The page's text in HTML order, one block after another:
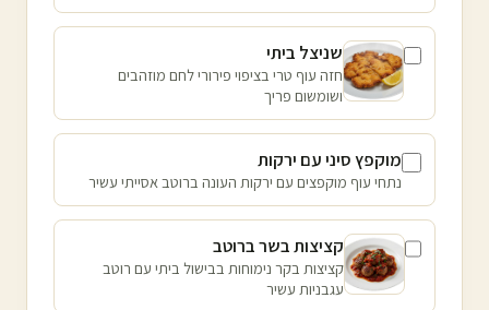
שניצל ביתי
חזה עוף טרי בציפוי פירורי לחם מוזהבים
ושומשום פריך
מוקפץ סיני עם ירקות
נתחי עוף מוקפצים עם ירקות העונה ברוטב אסייתי עשיר
קציצות בשר ברוטב
קציצות בקר נימוחות בבישול ביתי עם רוטב
עגבניות עשיר